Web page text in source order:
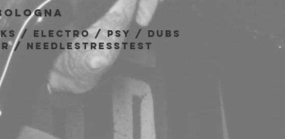
/ ELECTRO / PSY / DUBS
/ NEEDLESTRESSTEST